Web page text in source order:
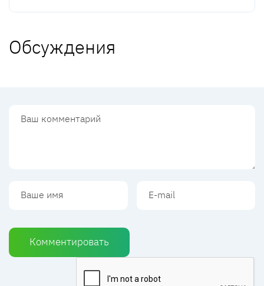
Обсуждения
Комментировать